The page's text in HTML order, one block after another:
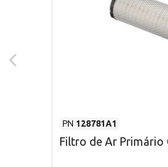
PN 128781A1
Filtro de Ar Primário